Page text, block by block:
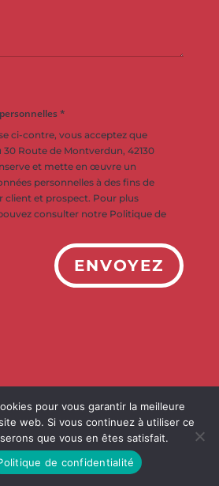
*
ci-contre, vous acceptez que
30 Route de Montverdun, 42130
et mette en œuvre un
personnelles à des fins de
client et prospect. Pour plus
consulter notre Politique de
ENVOYEZ
pour vous garantir la meilleure
web. Si vous continuez à utiliser ce
que vous en êtes satisfait.
de confidentialité